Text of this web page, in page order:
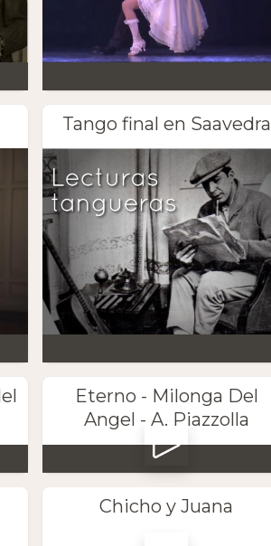
Tango final en Saavedra
Eterno - Milonga Del
Angel - A. Piazzolla
Chicho y Juana